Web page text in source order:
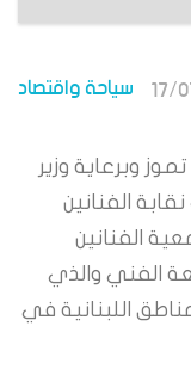
سياحة واقتصاد 17/
وبرعاية وزير
الفنانين
الفنانين
الفني والذي
اللبنانية في